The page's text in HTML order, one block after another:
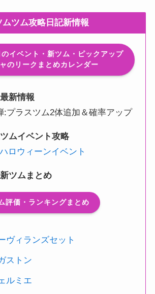
ムツム攻略日記新情報
イベント・新ツム・ピックアップ
のリークまとめカレンダー
新情報
:プラスツム2体追加＆確率アップ
ムイベント攻略
ロウィーンイベント
ツムまとめ
評価・ランキングまとめ
ヴィランズセット
ストン
ルミエ